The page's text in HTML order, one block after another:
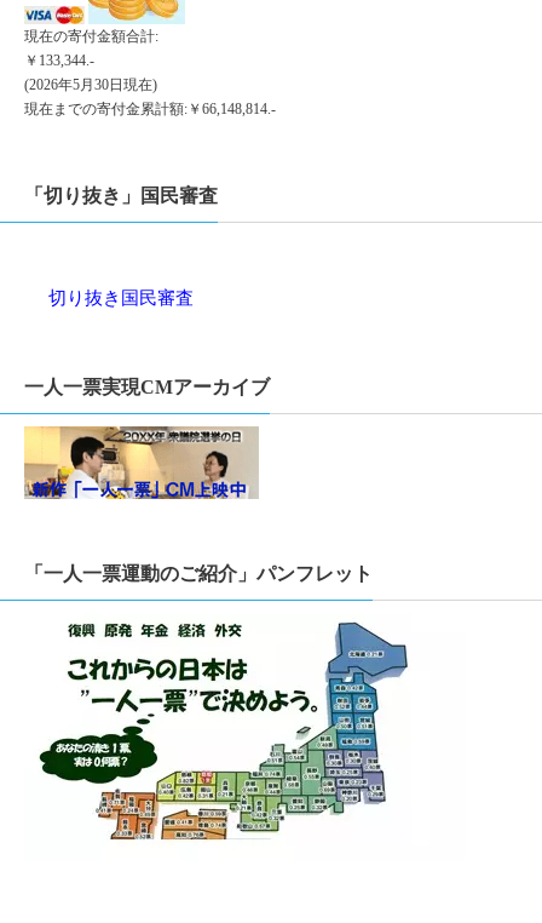
現在の寄付金額合計:
￥133,344.-
(2026年5月30日現在)
現在までの寄付金累計額:￥66,148,814.-
「切り抜き」国民審査
切り抜き国民審査
一人一票実現CMアーカイブ
「一人一票運動のご紹介」パンフレット